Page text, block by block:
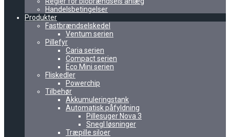
Handelsbetingelser
Produkter
Fastbrændselskedel
Ventum serien
Pillefyr
Caria serien
Compact serien
Eco Mini serien
Fliskedler
Powerchip
Tilbehør
Akkumuleringstank
Automatisk påfyldning
Pillesuger Nova 3
Snegl løsninger
Træpille siloer